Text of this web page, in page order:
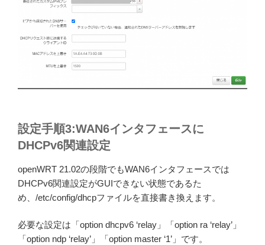
設定手順3:WAN6インタフェースに
DHCPv6関連設定
openWRT 21.02の段階でもWAN6インタフェースでは
DHCPv6関連設定がGUIできない状態であるた
め、/etc/config/dhcpファイルを直接書き換えます。
必要な設定は「option dhcpv6 ‘relay」「option ra ‘relay’」
「option ndp ‘relay’」「option master ‘1’」です。